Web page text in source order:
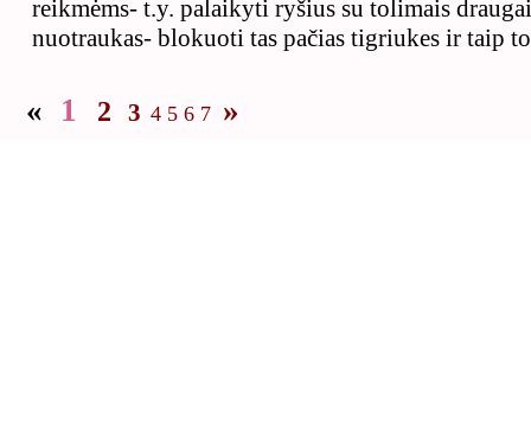
reikmėms- t.y. palaikyti ryšius su tolimais
nuotraukas- blokuoti tas pačias tigriukes ir taip
« 1 2 3 4 5 6 7 »